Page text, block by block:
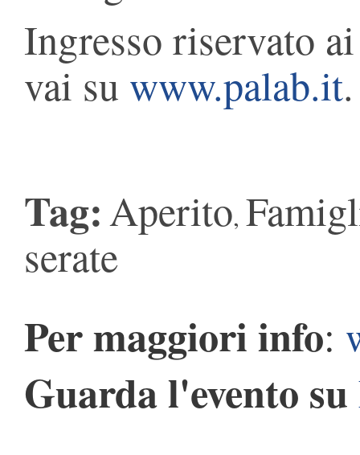
Ingresso riservato
vai su www.palab.it
Tag:Aperito,
serate
Per maggiori info:
Guarda l'evento su